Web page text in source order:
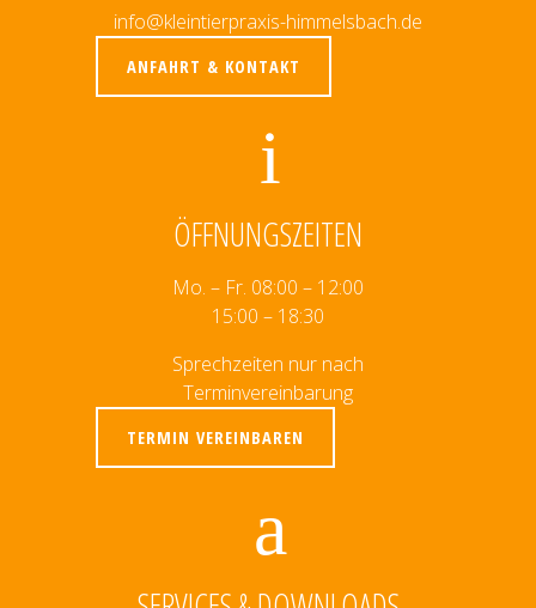
info@kleintierpraxis-himmelsbach.de
ANFAHRT & KONTAKT
ÖFFNUNGSZEITEN
Mo. – Fr. 08:00 – 12:00
15:00 – 18:30
Sprechzeiten nur nach
Terminvereinbarung
TERMIN VEREINBAREN